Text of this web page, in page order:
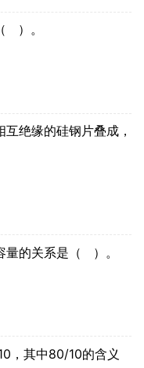
）。
绝缘的硅钢片叠成，
量的关系是（ ）。
，其中80/10的含义